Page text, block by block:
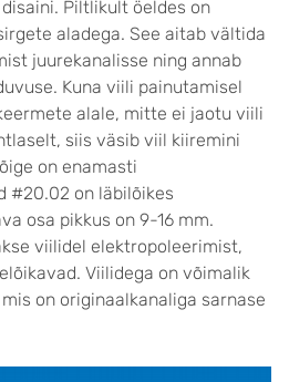
Piltlikult öeldes on
aladega. See aitab vältida
juurekanalisse ning annab
Kuna viili painutamisel
alale, mitte ei jaotu viili
siis väsib viil kiiremini
on enamasti
#20.02 on läbilõikes
osa pikkus on 9-16 mm.
viilidel elektropoleerimist,
Viilidega on võimalik
on originaalkanaliga sarnase